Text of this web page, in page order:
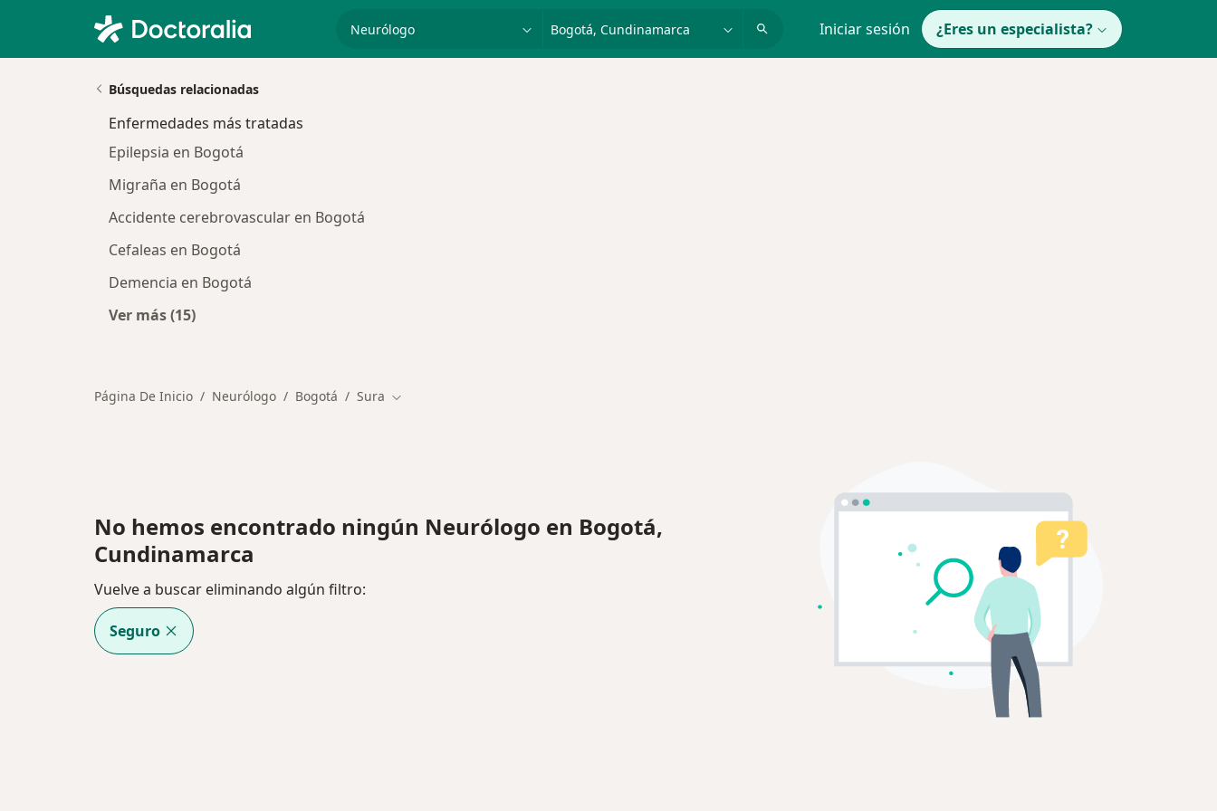
especialidad, enfermedad o nombre
p. ej. Bogotá Iniciar sesión ¿Eres un especialista?
Búsquedas relacionadas
Enfermedades más tratadas
Epilepsia en Bogotá
Migraña en Bogotá
Accidente cerebrovascular en Bogotá
Cefaleas en Bogotá
Demencia en Bogotá
Ver más (15)
Página De Inicio Neurólogo Bogotá Sura Cambiar de ciudad
No hemos encontrado ningún Neurólogo en Bogotá,
Cundinamarca
Vuelve a buscar eliminando algún filtro:
Seguro